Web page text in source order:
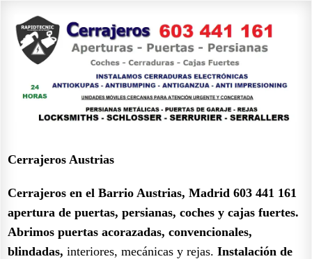
Cerrajeros Austrias
Cerrajeros en el Barrio Austrias, Madrid 603 441 161
apertura de puertas, persianas, coches y cajas fuertes.
Abrimos puertas acorazadas, convencionales,
blindadas, interiores, mecánicas y rejas. Instalación de